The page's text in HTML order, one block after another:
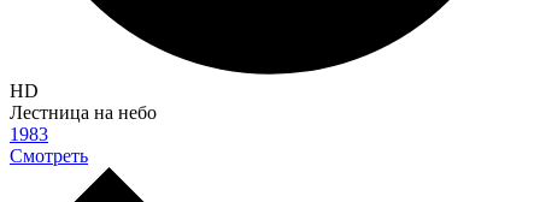
HD
Лестница на небо
1983
Смотреть